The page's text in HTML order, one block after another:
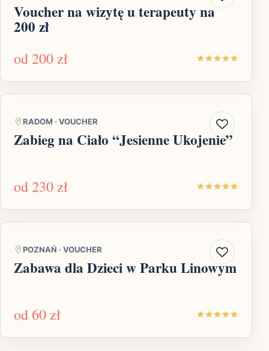
Voucher na wizytę u terapeuty na
200 zł
od 200 zł
RADOM · VOUCHER
Zabieg na Ciało “Jesienne Ukojenie”
od 230 zł
POZNAŃ · VOUCHER
Zabawa dla Dzieci w Parku Linowym
od60 zł